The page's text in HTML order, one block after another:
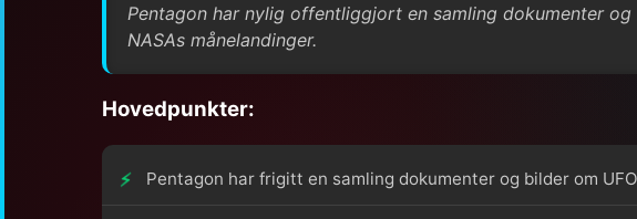
Pentagon har nylig offentliggjort en samling dokumenter
NASAs månelandinger.
Hovedpunkter:
Pentagon har frigitt en samling dokumenter og bilder om